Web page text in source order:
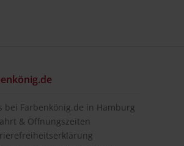
bei Farbenkönig.de in Hamburg
& Öffnungszeiten